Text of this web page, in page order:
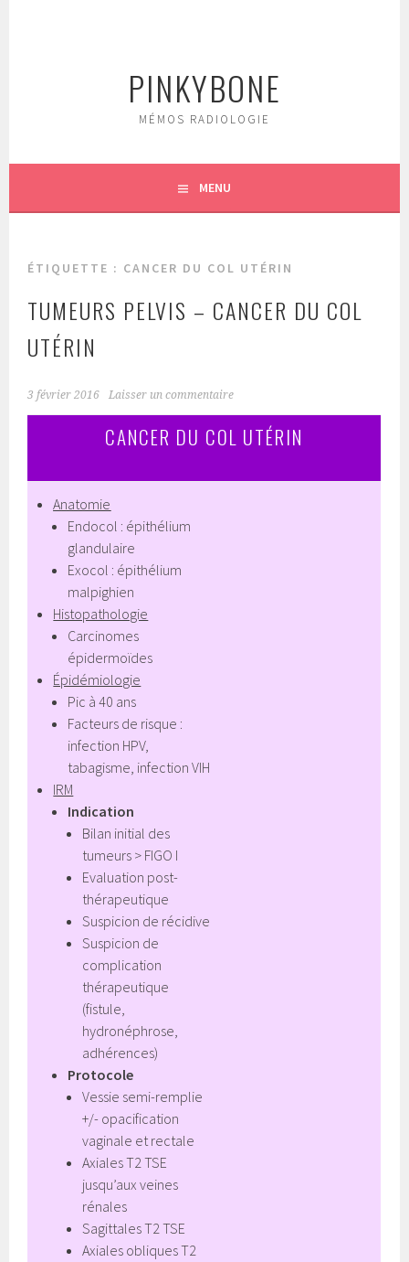
PINKYBONE
MÉMOS RADIOLOGIE
MENU
ÉTIQUETTE : CANCER DU COL UTÉRIN
TUMEURS PELVIS – CANCER DU COL
UTÉRIN
3 février 2016 Laisser un commentaire
CANCER DU COL UTÉRIN
Anatomie
Endocol : épithélium
glandulaire
Exocol : épithélium
malpighien
Histopathologie
Carcinomes
épidermoïdes
Épidémiologie
Pic à 40 ans
Facteurs de risque :
infection HPV,
tabagisme, infection VIH
IRM
Indication
Bilan initial des
tumeurs > FIGO I
Evaluation post-
thérapeutique
Suspicion de récidive
Suspicion de
complication
thérapeutique
(fistule,
hydronéphrose,
adhérences)
Protocole
Vessie semi-remplie
+/- opacification
vaginale et rectale
Axiales T2 TSE
jusqu’aux veines
rénales
Sagittales T2 TSE
Axiales obliques T2